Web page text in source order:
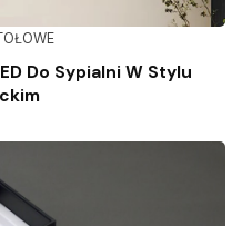
Do Sypialni W Stylu